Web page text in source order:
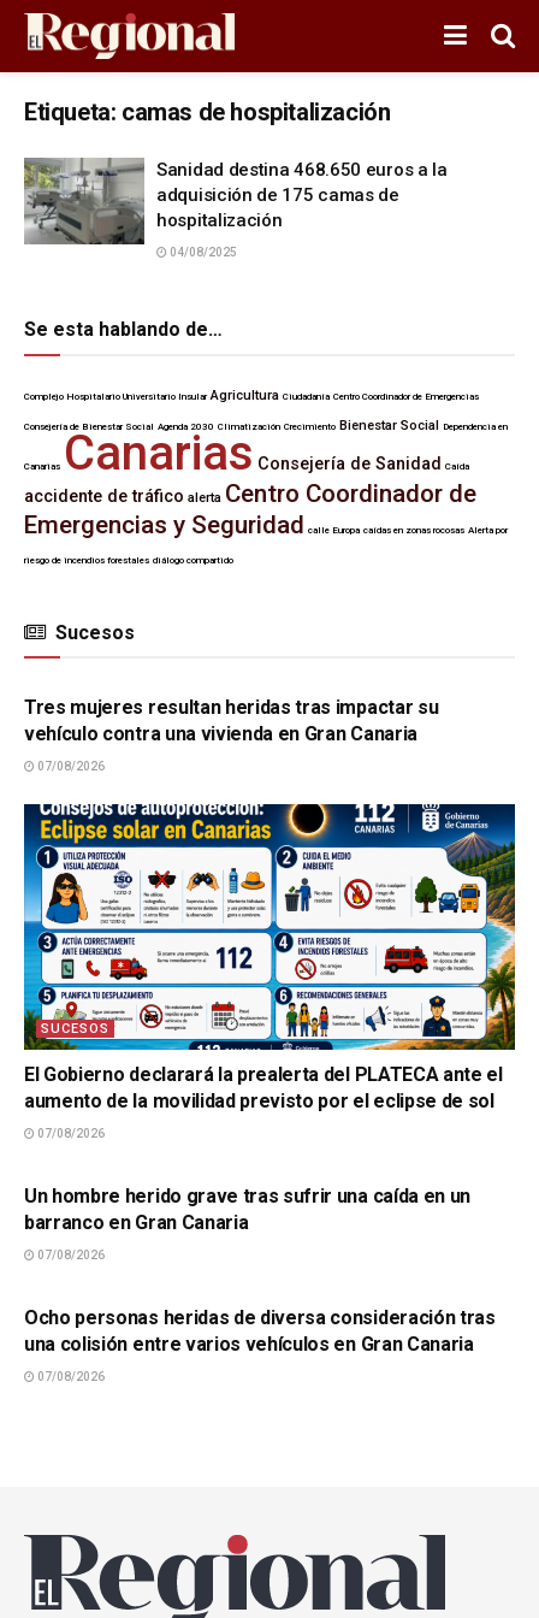
Etiqueta: camas de hospitalización
Sanidad destina 468.650 euros a la
adquisición de 175 camas de
hospitalización
04/08/2025
Se esta hablando de…
Complejo Hospitalario Universitario Insular Agricultura Ciudadanía Centro Coordinador de Emergencias
Consejería de Bienestar Social Agenda 2030 Climatización Crecimiento Bienestar Social Dependencia en
Canarias Canarias Consejería de Sanidad Caída
accidente de tráfico alerta Centro Coordinador de
Emergencias y Seguridad calle Europa caídas en zonas rocosas Alerta por
riesgo de incendios forestales diálogo compartido
Sucesos
SUCESOS
Tres mujeres resultan heridas tras impactar su
vehículo contra una vivienda en Gran Canaria
07/08/2026
SUCESOS
El Gobierno declarará la prealerta del PLATECA ante el
aumento de la movilidad previsto por el eclipse de sol
07/08/2026
Un hombre herido grave tras sufrir una caída en un
barranco en Gran Canaria
07/08/2026
Ocho personas heridas de diversa consideración tras
una colisión entre varios vehículos en Gran Canaria
07/08/2026